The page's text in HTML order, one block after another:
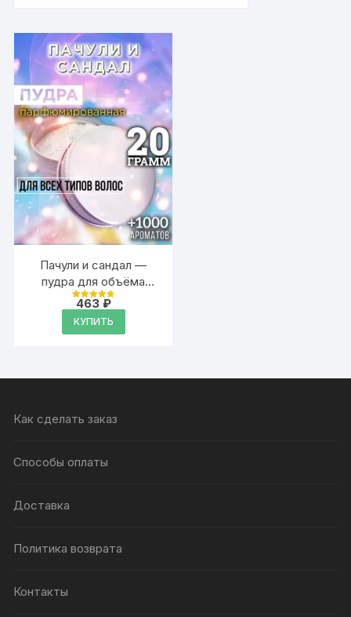
Пачули и сандал —
пудра для объёма
волос Аурасо, 20 гр
Оценка
из 5
463 ₽
КУПИТЬ
Как сделать заказ
Способы оплаты
Доставка
Политика возврата
Контакты